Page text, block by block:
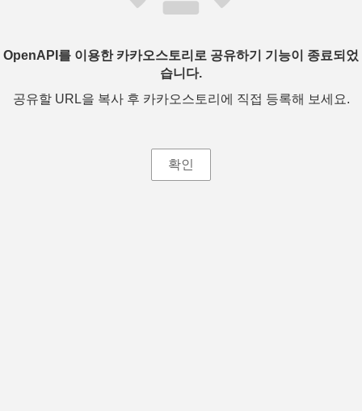
OpenAPI를 이용한 카카오스토리로 공유하기 기능이 종료되었
습니다.
공유할 URL을 복사 후 카카오스토리에 직접 등록해 보세요.
확인